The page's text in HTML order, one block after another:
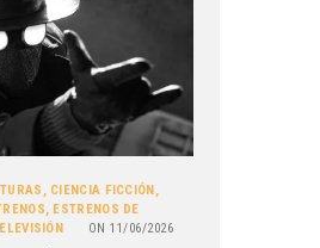
, CIENCIA FICCIÓN ,
, ESTRENOS DE
ON 11/06/2026